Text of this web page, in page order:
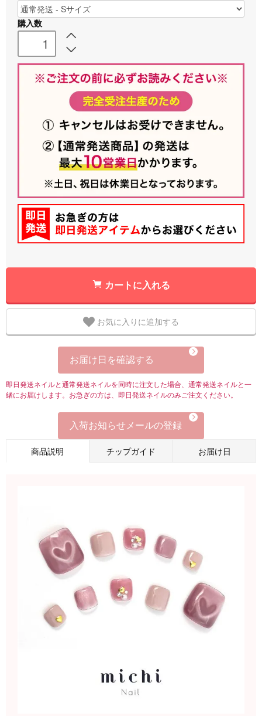
購入数
カートに入れる
お気に入りに追加する
お届け日を確認する
即日発送ネイルと通常発送ネイルを同時に注文した場合、通常発送ネイルと一
緒にお届けします。お急ぎの方は、即日発送ネイルのみご注文ください。
入荷お知らせメールの登録
商品説明 チップガイド お届け日